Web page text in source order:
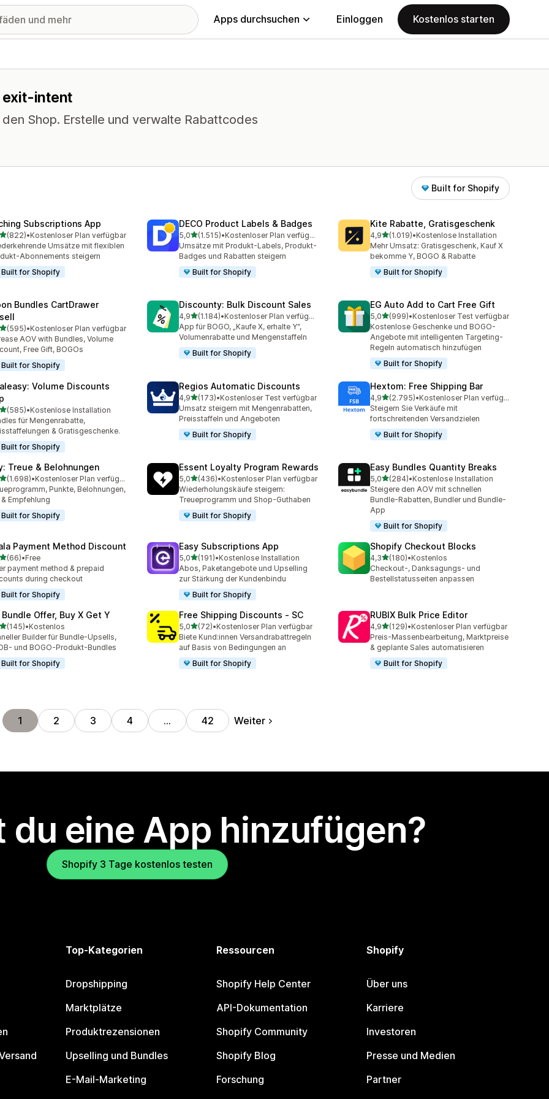
Apps durchsuchen Einloggen Kostenlos starten
exit-intent
Shop. Erstelle und verwalte Rabattcodes
Built for Shopify
Subscriptions App
von 5 Sternen
(822)
Rezensionen insgesamt
•Kostenloser Plan verfügbar
Umsätze mit flexiblen
Abonnements steigern
Built for Shopify
DECO Product Labels & Badges
5,0von 5 Sternen
(1.515)
1515 Rezensionen insgesamt
•
Kostenloser Plan verfügbar
Umsätze mit Produkt-Labels, Produkt-
Badges und Rabatten steigern
Built for Shopify
Kite Rabatte, Gratisgeschenk
4,9von 5 Sternen
(1.019)
1019 Rezensionen insgesamt
•Kostenlose Installation
Mehr Umsatz: Gratisgeschenk, Kauf X
bekomme Y, BOGO & Rabatte
Built for Shopify
Bundles CartDrawer
von 5 Sternen
(595)
Rezensionen insgesamt
•Kostenloser Plan verfügbar
AOV with Bundles, Volume
Free Gift, BOGOs
Built for Shopify
Discounty: Bulk Discount Sales
4,9von 5 Sternen
(1.184)
1184 Rezensionen insgesamt
•
Kostenloser Plan verfügbar
App für BOGO, „Kaufe X, erhalte Y“,
Volumenrabatte und Mengenstaffeln
Built for Shopify
EG Auto Add to Cart Free Gift
5,0von 5 Sternen
(999)
999 Rezensionen insgesamt
•Kostenloser Test verfügbar
Kostenlose Geschenke und BOGO-
Angebote mit intelligenten Targeting-
Regeln automatisch hinzufügen
Built for Shopify
Volume Discounts
von 5 Sternen
(585)
Rezensionen insgesamt
•Kostenlose Installation
für Mengenrabatte,
& Gratisgeschenke.
Built for Shopify
Regios Automatic Discounts
4,9von 5 Sternen
(173)
173 Rezensionen insgesamt
•Kostenloser Test verfügbar
Umsatz steigern mit Mengenrabatten,
Preisstaffeln und Angeboten
Built for Shopify
Hextom: Free Shipping Bar
4,9von 5 Sternen
(2.795)
2795 Rezensionen insgesamt
•
Kostenloser Plan verfügbar
Steigern Sie Verkäufe mit
fortschreitenden Versandzielen
Built for Shopify
Treue & Belohnungen
von 5 Sternen
(1.698)
Rezensionen insgesamt
•
Kostenloser Plan verfügbar
Punkte, Belohnungen,
& Empfehlung
Built for Shopify
Essent Loyalty Program Rewards
5,0von 5 Sternen
(436)
436 Rezensionen insgesamt
•Kostenloser Plan verfügbar
Wiederholungskäufe steigern:
Treueprogramm und Shop-Guthaben
Built for Shopify
Easy Bundles Quantity Breaks
5,0von 5 Sternen
(284)
284 Rezensionen insgesamt
•Kostenlose Installation
Steigere den AOV mit schnellen
Bundle-Rabatten, Bundler und Bundle-
App
Built for Shopify
Payment Method Discount
von 5 Sternen
(66) insgesamt
•Free
payment method & prepaid
during checkout
Built for Shopify
Easy Subscriptions App
5,0von 5 Sternen
(191)
191 Rezensionen insgesamt
•Kostenlose Installation
Abos, Paketangebote und Upselling
zur Stärkung der Kundenbindu
Built for Shopify
Shopify Checkout Blocks
4,3von 5 Sternen
(180)
180 Rezensionen insgesamt
•Kostenlos
Checkout-, Danksagungs- und
Bestellstatusseiten anpassen
Bundle Offer, Buy X Get Y
von 5 Sternen
(145)
Rezensionen insgesamt
•Kostenlos
Builder für Bundle-Upsells,
und BOGO-Produkt-Bundles
Built for Shopify
Free Shipping Discounts ‑ SC
5,0von 5 Sternen
(72)
72 Rezensionen insgesamt
•Kostenloser Plan verfügbar
Biete Kund:innen Versandrabattregeln
auf Basis von Bedingungen an
Built for Shopify
RUBIX Bulk Price Editor
4,9von 5 Sternen
(129)
129 Rezensionen insgesamt
•Kostenloser Plan verfügbar
Preis-Massenbearbeitung, Marktpreise
& geplante Sales automatisieren
Built for Shopify
1 2 3 4 … 42 Weiter
du eine App hinzufügen?
Shopify 3 Tage kostenlos testen
Top-Kategorien
Dropshipping
Marktplätze
Produktrezensionen
Upselling und Bundles
E-Mail-Marketing
Ressourcen
Shopify Help Center
API-Dokumentation
Shopify Community
Shopify Blog
Forschung
Shopify
Über uns
Karriere
Investoren
Presse und Medien
Partner